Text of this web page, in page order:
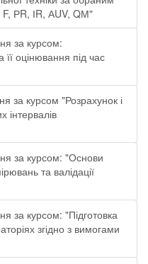
РR, ІR, АUV, QМ"
за курсом:
оцінювання під час
за курсом "Розрахунок і
інтервалів
за курсом: "Основи
та валідації
за курсом: "Підготовка
згідно з вимогами